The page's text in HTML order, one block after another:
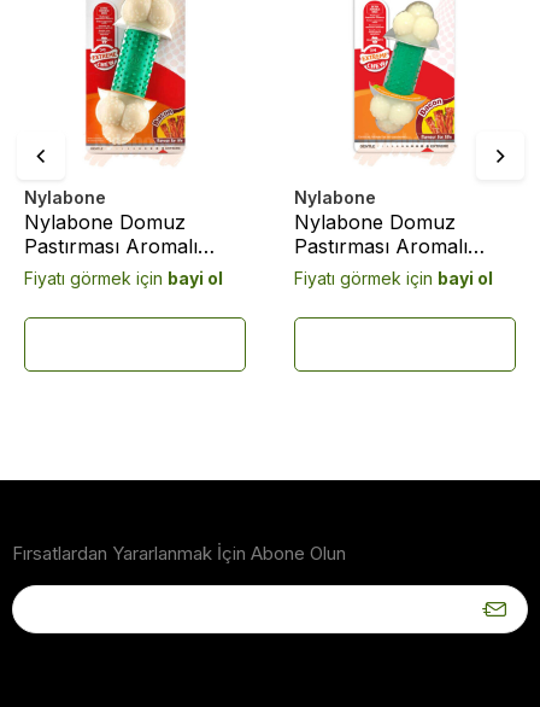
Nylabone
Nylabone Domuz
Pastırması Aromalı
Köpek Çiğneme Kemiği
XL
Fiyatı görmek için bayi ol
Nylabone
Nylabone Domuz
Pastırması Aromalı
Köpek Çiğneme Kemiği
Fiyatı görmek için bayi ol
Fırsatlardan Yararlanmak İçin Abone Olun